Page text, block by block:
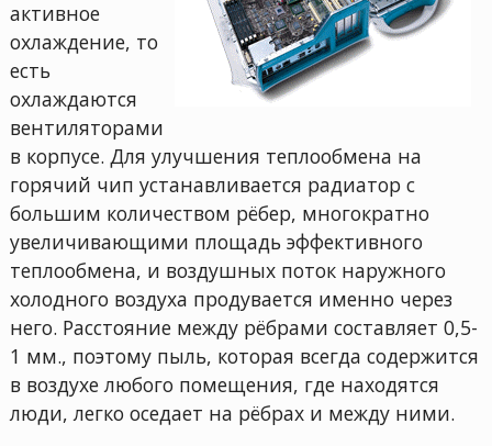
активное
охлаждение, то
есть
охлаждаются
вентиляторами
в корпусе. Для улучшения теплообмена на
горячий чип устанавливается радиатор с
большим количеством рёбер, многократно
увеличивающими площадь эффективного
теплообмена, и воздушных поток наружного
холодного воздуха продувается именно через
него. Расстояние между рёбрами составляет 0,5-
1 мм., поэтому пыль, которая всегда содержится
в воздухе любого помещения, где находятся
люди, легко оседает на рёбрах и между ними.